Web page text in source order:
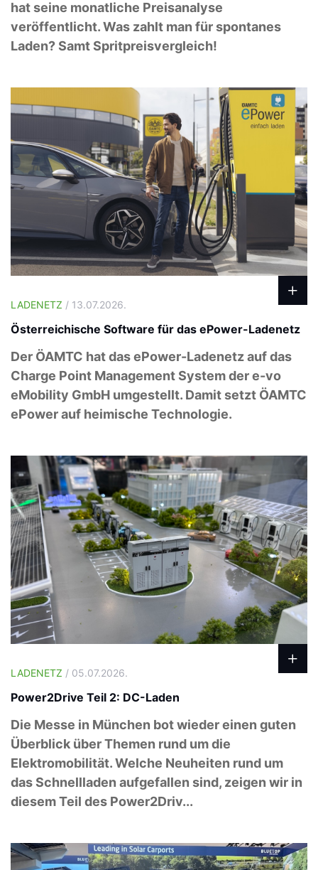
hat seine monatliche Preisanalyse
veröffentlicht. Was zahlt man für spontanes
Laden? Samt Spritpreisvergleich!
LADENETZ / 13.07.2026.
Österreichische Software für das ePower-Ladenetz
Der ÖAMTC hat das ePower-Ladenetz auf das
Charge Point Management System der e-vo
eMobility GmbH umgestellt. Damit setzt ÖAMTC
ePower auf heimische Technologie.
LADENETZ / 05.07.2026.
Power2Drive Teil 2: DC-Laden
Die Messe in München bot wieder einen guten
Überblick über Themen rund um die
Elektromobilität. Welche Neuheiten rund um
das Schnellladen aufgefallen sind, zeigen wir in
diesem Teil des Power2Driv...